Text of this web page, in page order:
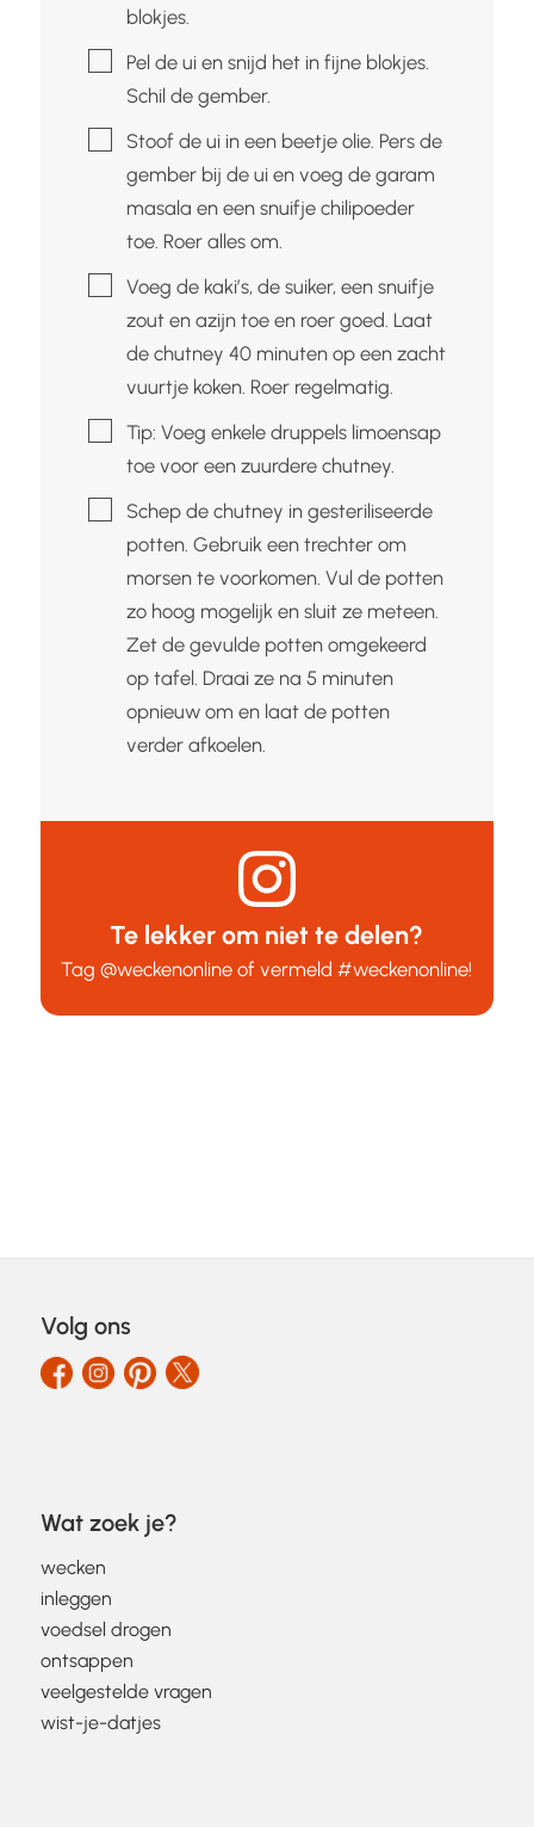
blokjes.
▢Pel de ui en snijd het in fijne blokjes.
Schil de gember.
▢Stoof de ui in een beetje olie. Pers de
gember bij de ui en voeg de garam
masala en een snuifje chilipoeder
toe. Roer alles om.
▢Voeg de kaki’s, de suiker, een snuifje
zout en azijn toe en roer goed. Laat
de chutney 40 minuten op een zacht
vuurtje koken. Roer regelmatig.
▢
Tip: Voeg enkele druppels limoensap
toe voor een zuurdere chutney.
▢Schep de chutney in gesteriliseerde
potten. Gebruik een trechter om
morsen te voorkomen. Vul de potten
zo hoog mogelijk en sluit ze meteen.
Zet de gevulde potten omgekeerd
op tafel. Draai ze na 5 minuten
opnieuw om en laat de potten
verder afkoelen.
Te lekker om niet te delen?
Tag@weckenonline of vermeld#weckenonline!
Volg ons
Wat zoek je?
wecken
inleggen
voedsel drogen
ontsappen
veelgestelde vragen
wist-je-datjes